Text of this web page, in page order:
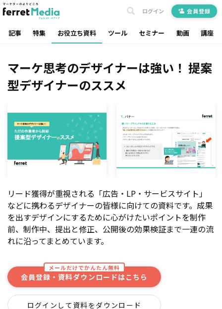
記事 特集 お役立ち資料 ツール セミナー 動画 講座
ログイン 会員登録
マーケ思考のデザイナーは強い！ 提案
型デザイナーのススメ
リード獲得が重視される「広告・LP・サービスサイト」
などに携わるデザイナーの皆様に向けての資料です。成果
を出すデザインにするために心がけたいポイントを制作
前、制作中、提出と修正、公開後の効果検証まで一連の流
れに沿ってまとめています。
メールだけでかんたん無料
会員登録・資料ダウンロードはこちら
ログインして資料をダウンロード